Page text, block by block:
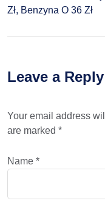
Zł, Benzyna O 36 Zł
Leave a Reply
Your email address
are marked *
Name *